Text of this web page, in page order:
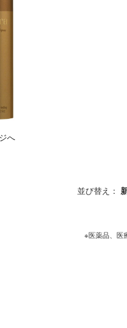
へ
並び替え：
※医薬品、医